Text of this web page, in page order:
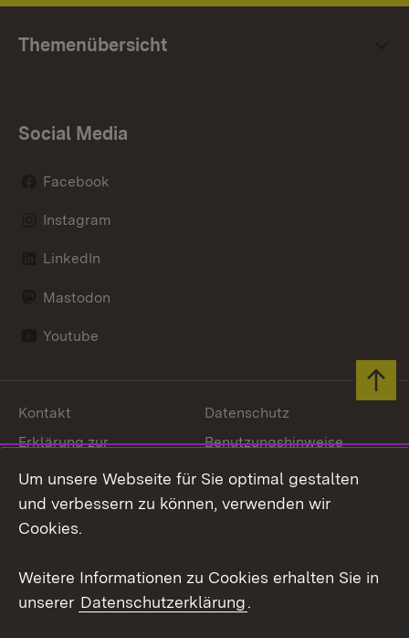
Themenübersicht
Social Media
Facebook
Instagram
LinkedIn
Mastodon
Youtube
Link zum Landesportal
Kontakt
Datenschutz
Erklärung zur
Benutzungshinweise
Impressum Cookies
Um unsere Webseite für Sie optimal gestalten
und verbessern zu können, verwenden wir
Cookies.
Weitere Informationen zu Cookies erhalten Sie in
unserer Datenschutzerklärung.